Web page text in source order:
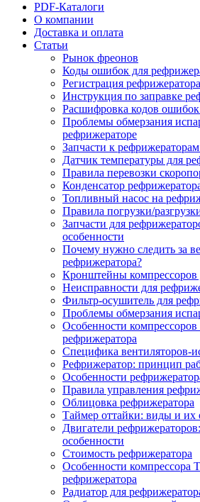
PDF-Каталоги
О компании
Доставка и оплата
Статьи
Рынок фреонов
Коды ошибок для
Регистрация
Инструкция по заправке
Расшифровка кодов
Проблемы обмерзания
рефрижераторе
Запчасти к
Датчик температуры для
Правила перевозки
Конденсатор
Топливный насос на
Правила погрузки/
Запчасти для
особенности
Почему нужно следить за
рефрижератора?
Кронштейны компрессоров
Неисправности для
Фильтр-осушитель для
Проблемы обмерзания
Особенности компрессоров
рефрижератора
Специфика вентиляторов-
Рефрижератор: принцип
Особенности
Правила управления
Облицовка рефрижератора
Таймер оттайки: виды и их
Двигатели
особенности
Стоимость рефрижератора
Особенности компрессора
рефрижератора
Радиатор для